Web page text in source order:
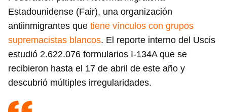
Estadounidense (Fair), una organización
antiinmigrantes que tiene vínculos con grupos
supremacistas blancos. El reporte interno del Uscis
estudió 2.622.076 formularios I-134A que se
recibieron hasta el 17 de abril de este año y
descubrió múltiples irregularidades.